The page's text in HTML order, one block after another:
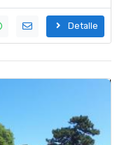
Detalle